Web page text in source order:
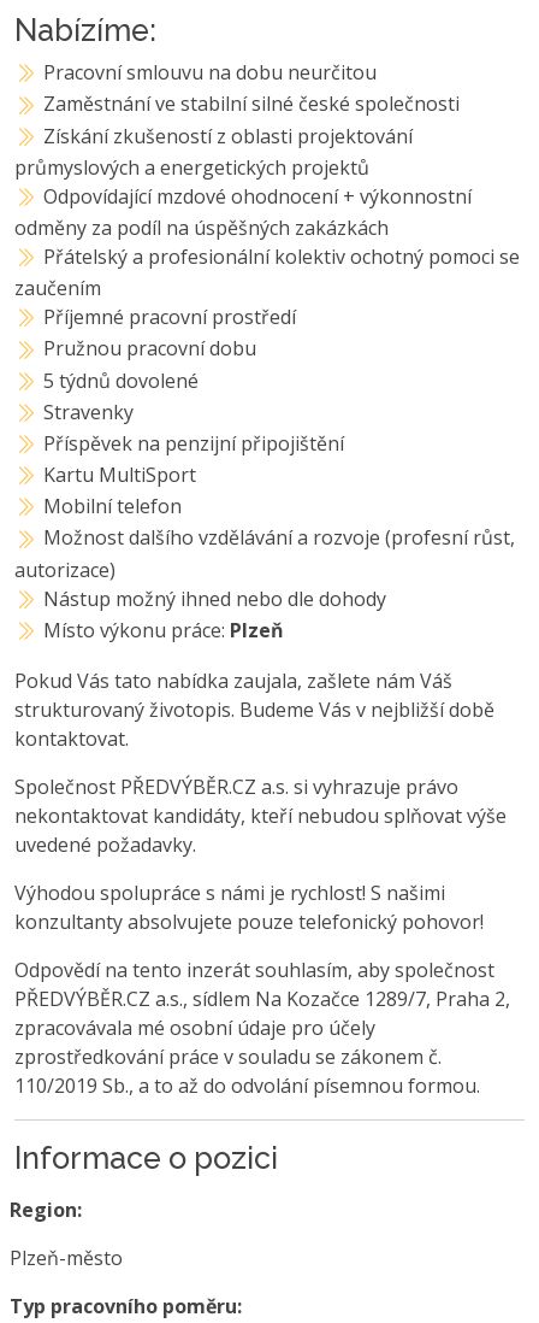
Nabízíme:
Pracovní smlouvu na dobu neurčitou
Zaměstnání ve stabilní silné české společnosti
Získání zkušeností z oblasti projektování
průmyslových a energetických projektů
Odpovídající mzdové ohodnocení + výkonnostní
odměny za podíl na úspěšných zakázkách
Přátelský a profesionální kolektiv ochotný pomoci se
zaučením
Příjemné pracovní prostředí
Pružnou pracovní dobu
5 týdnů dovolené
Stravenky
Příspěvek na penzijní připojištění
Kartu MultiSport
Mobilní telefon
Možnost dalšího vzdělávání a rozvoje (profesní růst,
autorizace)
Nástup možný ihned nebo dle dohody
Místo výkonu práce: Plzeň
Pokud Vás tato nabídka zaujala, zašlete nám Váš
strukturovaný životopis. Budeme Vás v nejbližší době
kontaktovat.
Společnost PŘEDVÝBĚR.CZ a.s. si vyhrazuje právo
nekontaktovat kandidáty, kteří nebudou splňovat výše
uvedené požadavky.
Výhodou spolupráce s námi je rychlost! S našimi
konzultanty absolvujete pouze telefonický pohovor!
Odpovědí na tento inzerát souhlasím, aby společnost
PŘEDVÝBĚR.CZ a.s., sídlem Na Kozačce 1289/7, Praha 2,
zpracovávala mé osobní údaje pro účely
zprostředkování práce v souladu se zákonem č.
110/2019 Sb., a to až do odvolání písemnou formou.
Informace o pozici
Region:
Plzeň-město
Typ pracovního poměru: